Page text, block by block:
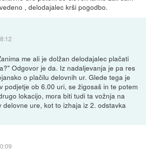
, delodajalec krši pogodbo.
me ali je dolžan delodajalec plačati
Odgovor je da. Iz nadaljevanja je pa res
o plačilu delovnih ur. Glede tega je
podjetje ob 6.00 uri, se žigosaš in te potem
lokacijo, mora biti tudi ta vožnja na
delovne ure, kot to izhaja iz 2. odstavka